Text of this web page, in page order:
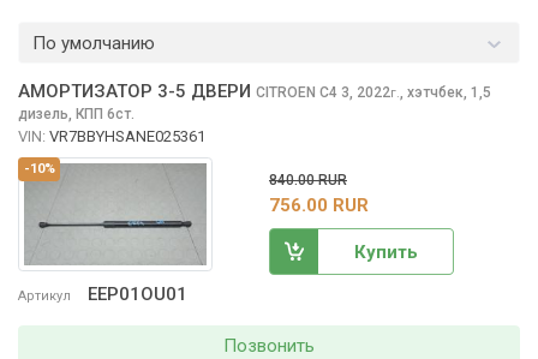
По умолчанию
-10%
Артикул EEP01OU01
АМОРТИЗАТОР 3-5 ДВЕРИ CITROEN C4 3, 2022г., хэтчбек, 1,5
дизель, КПП 6ст.
VIN: VR7BBYHSANE025361
840.00 RUR
756.00 RUR
Купить
Позвонить